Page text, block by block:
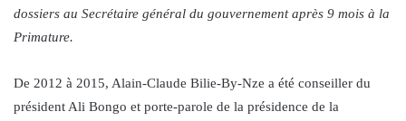
dossiers au Secrétaire général du gouvernement après 9 mois à la
Primature.
De 2012 à 2015, Alain-Claude Bilie-By-Nze a été conseiller du
président Ali Bongo et porte-parole de la présidence de la